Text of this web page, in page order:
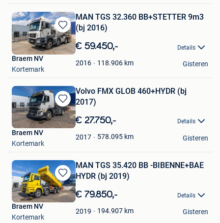
Bewaren
in
Mijn
Favorieten
MAN TGS 32.360 BB+STETTER 9m3
(bj 2016)
€ 59.450,- Details
2016 118.906 km
Braem NV
Kortemark
Gisteren
Bewaren
in
Mijn
Favorieten
Volvo FMX GLOB 460+HYDR (bj
2017)
€ 27.750,- Details
2017 578.095 km
Braem NV
Kortemark
Gisteren
Bewaren
in
Mijn
Favorieten
MAN TGS 35.420 BB -BIBENNE+BAE
HYDR (bj 2019)
€ 79.850,- Details
2019 194.907 km
Braem NV
Kortemark
Gisteren